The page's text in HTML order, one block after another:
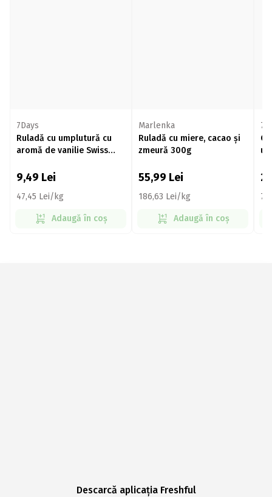
7Days
Ruladă cu umplutură cu
aromă de vanilie Swiss
9,49 Lei
47,45 Lei/kg
Adaugă în coș
Marlenka
Ruladă cu miere, cacao și
zmeură 300g
55,99 Lei
186,63 Lei/kg
Adaugă în coș
Descarcă aplicația Freshful